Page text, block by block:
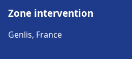
Zone intervention
Genlis, France